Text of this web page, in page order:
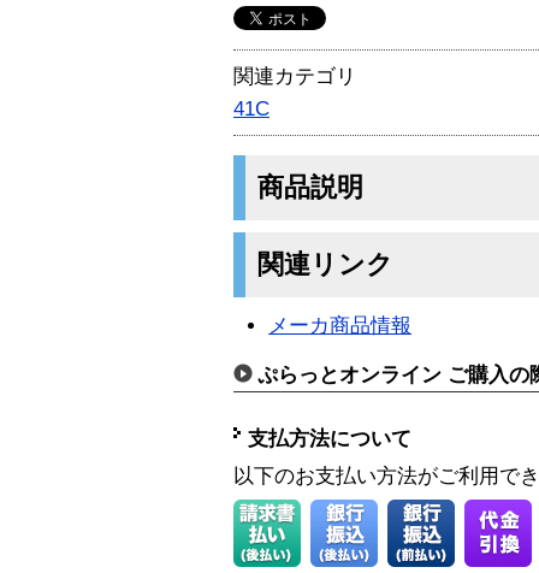
関連カテゴリ
41C
商品説明
関連リンク
メーカ商品情報
ぷらっとオンライン ご購入の
支払方法について
以下のお支払い方法がご利用で